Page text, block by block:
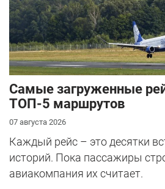
Самые загруженные
ТОП-5 маршрутов
07 августа 2026
Каждый рейс – это десятки
историй. Пока пассажиры
авиакомпания их считает.